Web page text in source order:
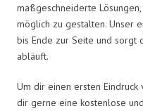
maßgeschneiderte
möglich zu gestalten. Unser
bis Ende zur Seite und sorgt
abläuft.
Um dir einen ersten
dir gerne eine kostenlose